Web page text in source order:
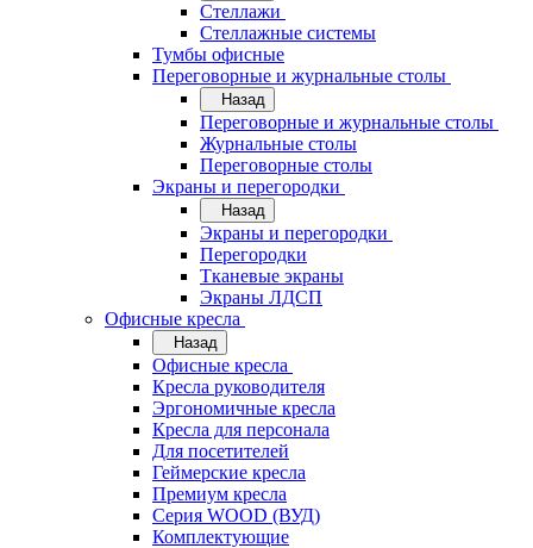
Стеллажи
Стеллажные системы
Тумбы офисные
Переговорные и журнальные столы
Назад
Переговорные и журнальные столы
Журнальные столы
Переговорные столы
Экраны и перегородки
Назад
Экраны и перегородки
Перегородки
Тканевые экраны
Экраны ЛДСП
Офисные кресла
Назад
Офисные кресла
Кресла руководителя
Эргономичные кресла
Кресла для персонала
Для посетителей
Геймерские кресла
Премиум кресла
Серия WOOD (ВУД)
Комплектующие